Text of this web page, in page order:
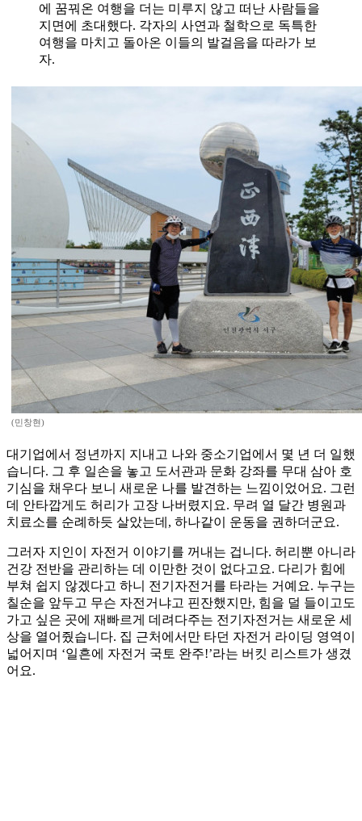
에 꿈꿔온 여행을 더는 미루지 않고 떠난 사람들을
지면에 초대했다. 각자의 사연과 철학으로 독특한
여행을 마치고 돌아온 이들의 발걸음을 따라가 보
자.
(민창현)
대기업에서 정년까지 지내고 나와 중소기업에서 몇 년 더 일했
습니다. 그 후 일손을 놓고 도서관과 문화 강좌를 무대 삼아 호
기심을 채우다 보니 새로운 나를 발견하는 느낌이었어요. 그런
데 안타깝게도 허리가 고장 나버렸지요. 무려 열 달간 병원과
치료소를 순례하듯 살았는데, 하나같이 운동을 권하더군요.
그러자 지인이 자전거 이야기를 꺼내는 겁니다. 허리뿐 아니라
건강 전반을 관리하는 데 이만한 것이 없다고요. 다리가 힘에
부쳐 쉽지 않겠다고 하니 전기자전거를 타라는 거예요. 누구는
칠순을 앞두고 무슨 자전거냐고 핀잔했지만, 힘을 덜 들이고도
가고 싶은 곳에 재빠르게 데려다주는 전기자전거는 새로운 세
상을 열어줬습니다. 집 근처에서만 타던 자전거 라이딩 영역이
넓어지며 ‘일흔에 자전거 국토 완주!’라는 버킷 리스트가 생겼
어요.